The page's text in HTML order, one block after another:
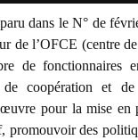
dans le N° de
de l’OFCE (centre
de fonctionnaires
de coopération et
pour la mise en
promouvoir des